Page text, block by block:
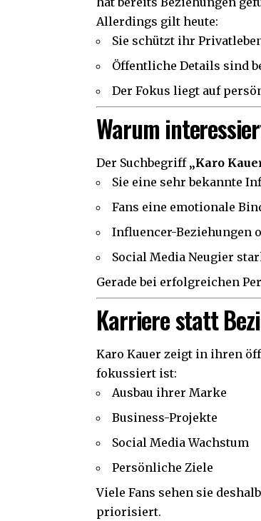
Allerdings gilt heute:
Sie schützt ihr
Öffentliche Details sind
Der Fokus liegt auf
Warum
Der Suchbegriff „Karo
Sie eine sehr bekannte
Fans eine emotionale
Influencer-Beziehungen
Social Media Neugier
Gerade bei erfolgreichen
Karriere statt
Karo Kauer zeigt in ihren
fokussiert ist:
Ausbau ihrer Marke
Business-Projekte
Social Media Wachstum
Persönliche Ziele
Viele Fans sehen sie
priorisiert.